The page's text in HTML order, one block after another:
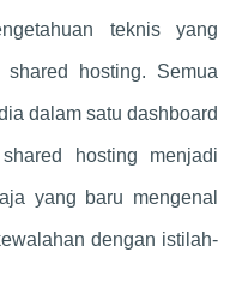
teknis yang
shared hosting. Semua
dalam satu dashboard
hosting menjadi
yang baru mengenal
dengan istilah-